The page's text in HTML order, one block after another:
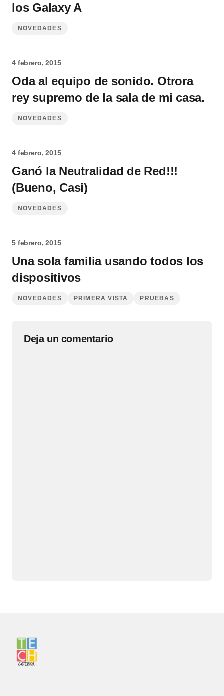
los Galaxy A
NOVEDADES
4 febrero, 2015
Oda al equipo de sonido. Otrora
rey supremo de la sala de mi casa.
NOVEDADES
4 febrero, 2015
Ganó la Neutralidad de Red!!!
(Bueno, Casi)
NOVEDADES
5 febrero, 2015
Una sola familia usando todos los
dispositivos
NOVEDADES PRIMERA VISTA PRUEBAS
Deja un comentario